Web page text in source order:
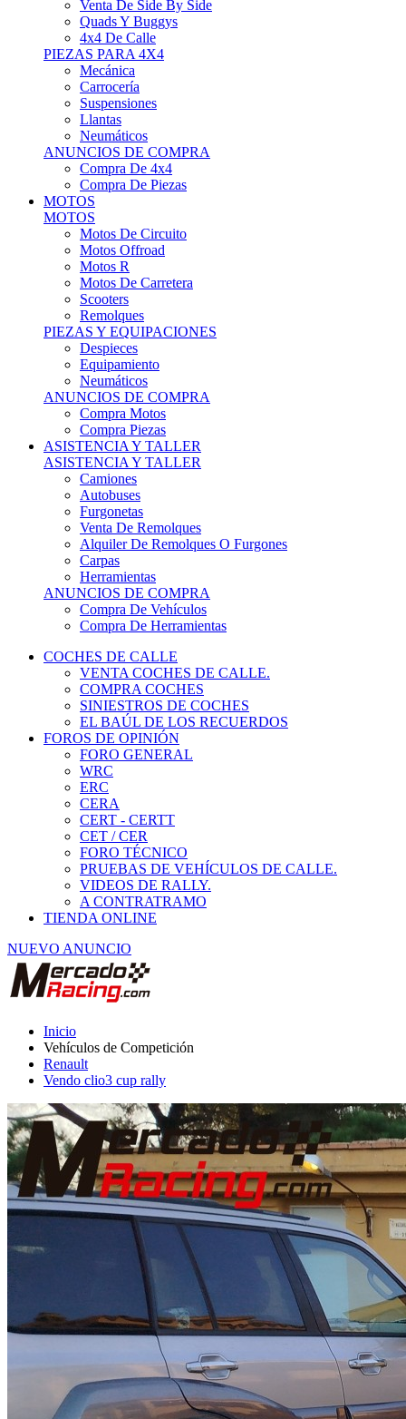
Motos R
Motos De Carretera
Scooters
Remolques
PIEZAS Y EQUIPACIONES
Despieces
Equipamiento
Neumáticos
ANUNCIOS DE COMPRA
Compra Motos
Compra Piezas
ASISTENCIA Y TALLER
ASISTENCIA Y TALLER
Camiones
Autobuses
Furgonetas
Venta De Remolques
Alquiler De Remolques O Furgones
Carpas
Herramientas
ANUNCIOS DE COMPRA
Compra De Vehículos
Compra De Herramientas
COCHES DE CALLE
VENTA COCHES DE CALLE.
COMPRA COCHES
SINIESTROS DE COCHES
EL BAÚL DE LOS RECUERDOS
FOROS DE OPINIÓN
FORO GENERAL
WRC
ERC
CERA
CERT - CERTT
CET / CER
FORO TÉCNICO
PRUEBAS DE VEHÍCULOS DE CALLE.
VIDEOS DE RALLY.
A CONTRATRAMO
TIENDA ONLINE
NUEVO ANUNCIO
Inicio
Vehículos de Competición
Renault
Vendo clio3 cup rally